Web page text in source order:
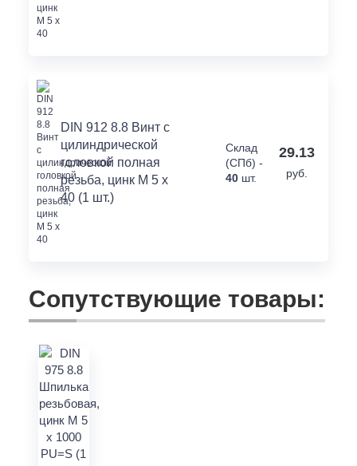
DIN 912 8.8 Винт с
цилиндрической
головкой полная
резьба, цинк M 5 x
40 (1 шт.)
Склад
(СПб) -
40 шт.
29.13
руб.
Сопутствующие товары: